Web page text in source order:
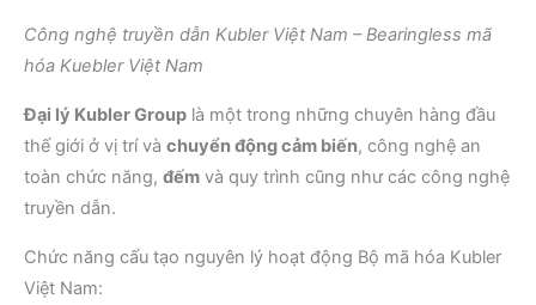
Công nghệ truyền dẫn Kubler Việt Nam – Bearingless mã
hóa Kuebler Việt Nam
Đại lý Kubler Group là một trong những chuyên hàng đầu
thế giới ở vị trí và chuyển động cảm biến, công nghệ an
toàn chức năng, đếm và quy trình cũng như các công nghệ
truyền dẫn.
Chức năng cấu tạo nguyên lý hoạt động Bộ mã hóa Kubler
Việt Nam: